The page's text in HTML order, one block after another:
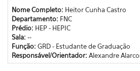
Nome Completo: Heitor Cunha Castro
Departamento: FNC
Prédio: HEP - HEPIC
Sala: --
Função: GRD - Estudante de Graduação
Responsável/Orientador: Alexandre